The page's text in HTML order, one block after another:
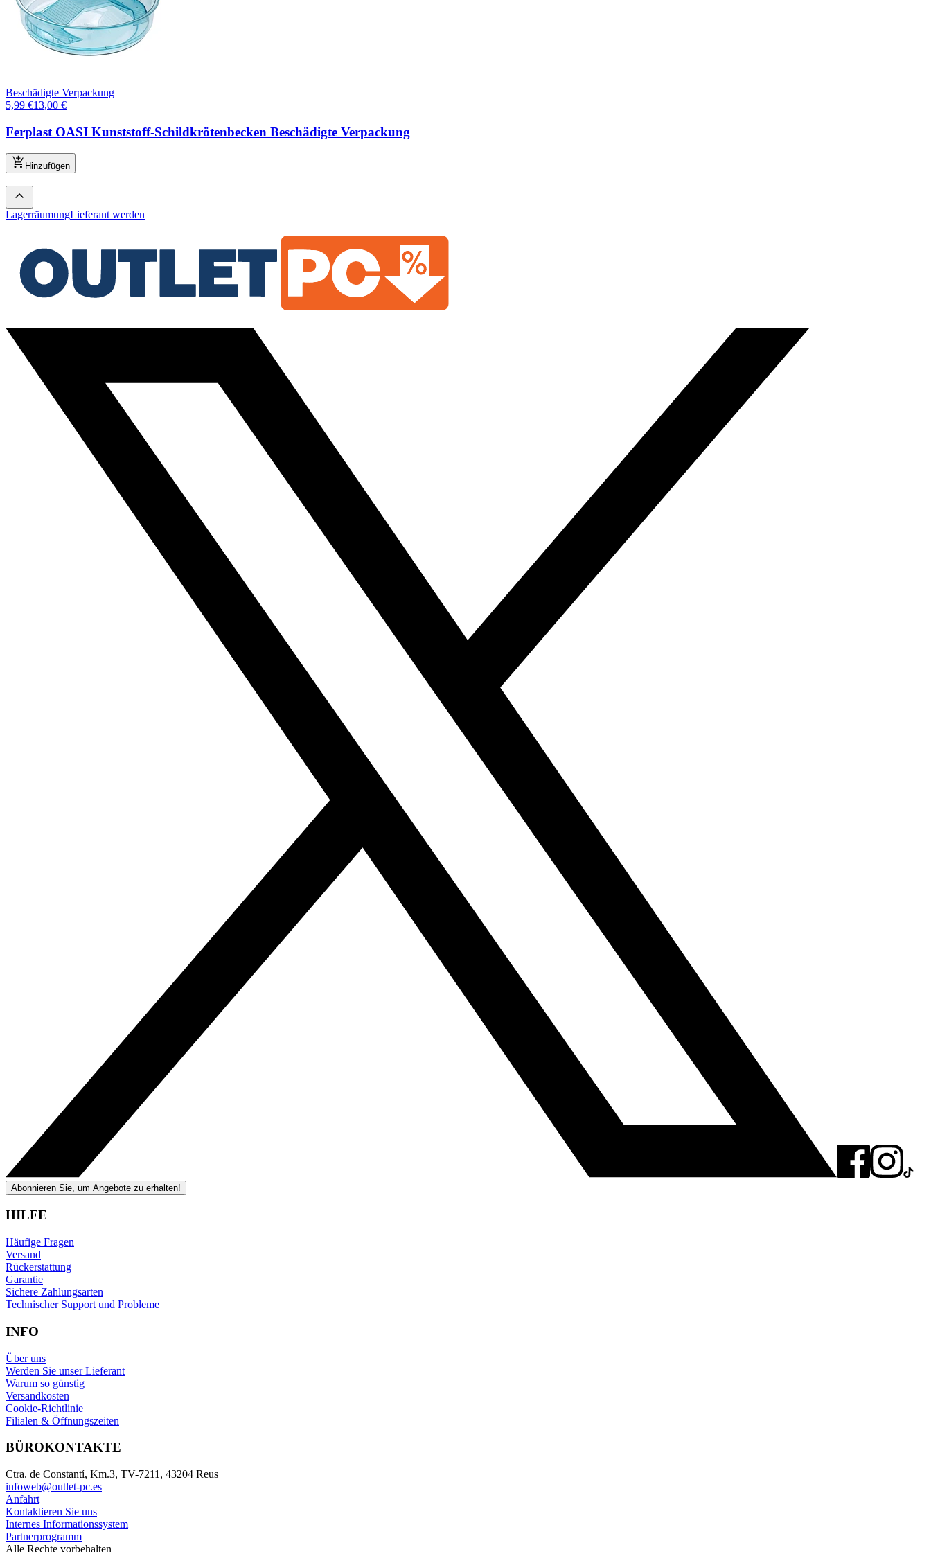
Beschädigte Verpackung
5,99 €13,00 €
Ferplast OASI Kunststoff-Schildkrötenbecken Beschädigte Verpackung
Hinzufügen
LagerräumungLieferant werden
Abonnieren Sie, um Angebote zu erhalten!
HILFE
Häufige Fragen
Versand
Rückerstattung
Garantie
Sichere Zahlungsarten
Technischer Support und Probleme
INFO
Über uns
Werden Sie unser Lieferant
Warum so günstig
Versandkosten
Cookie-Richtlinie
Filialen & Öffnungszeiten
BÜROKONTAKTE
Ctra. de Constantí, Km.3, TV-7211, 43204 Reus
infoweb@outlet-pc.es
Anfahrt
Kontaktieren Sie uns
Internes Informationssystem
Partnerprogramm
Alle Rechte vorbehalten